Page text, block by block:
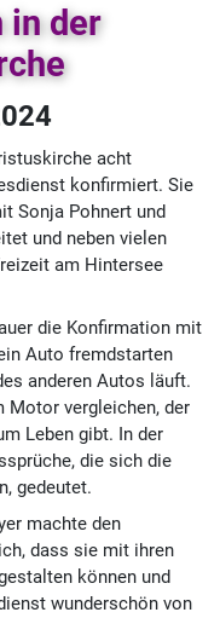
in der
acht
konfirmiert. Sie
Sonja Pohnert und
und neben vielen
am Hintersee
die Konfirmation mit
Auto fremdstarten
anderen Autos läuft.
Motor vergleichen, der
Leben gibt. In der
die sich die
gedeutet.
machte den
dass sie mit ihren
können und
wunderschön von